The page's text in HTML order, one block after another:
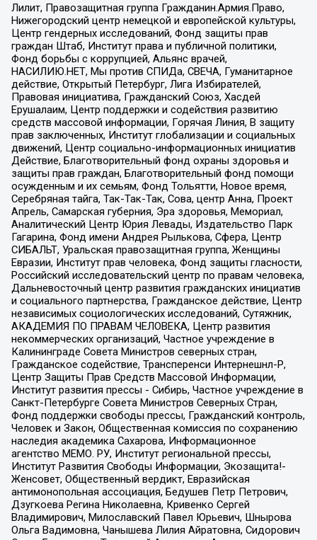
Лилит, Правозащитная группа Гражданин.Армия.Право,
Нижегородский центр немецкой и европейской культуры,
Центр гендерных исследований, Фонд защиты прав
граждан Штаб, Институт права и публичной политики,
Фонд борьбы с коррупцией, Альянс врачей,
НАСИЛИЮ.НЕТ, Мы против СПИДа, СВЕЧА, Гуманитарное
действие, Открытый Петербург, Лига Избирателей,
Правовая инициатива, Гражданский Союз, Хасдей
Ерушалаим, Центр поддержки и содействия развитию
средств массовой информации, Горячая Линия, В защиту
прав заключенных, Институт глобализации и социальных
движений, Центр социально-информационных инициатив
Действие, Благотворительный фонд охраны здоровья и
защиты прав граждан, Благотворительный фонд помощи
осужденным и их семьям, Фонд Тольятти, Новое время,
Серебряная тайга, Так-Так-Так, Сова, центр Анна, Проект
Апрель, Самарская губерния, Эра здоровья, Мемориал,
Аналитический Центр Юрия Левады, Издательство Парк
Гагарина, Фонд имени Андрея Рылькова, Сфера, Центр
СИБАЛЬТ, Уральская правозащитная группа, Женщины
Евразии, Институт прав человека, Фонд защиты гласности,
Российский исследовательский центр по правам человека,
Дальневосточный центр развития гражданских инициатив
и социального партнерства, Гражданское действие, Центр
независимых социологических исследований, Сутяжник,
АКАДЕМИЯ ПО ПРАВАМ ЧЕЛОВЕКА, Центр развития
некоммерческих организаций, Частное учреждение в
Калининграде Совета Министров северных стран,
Гражданское содействие, Трансперенси Интернешнл-Р,
Центр Защиты Прав Средств Массовой Информации,
Институт развития прессы - Сибирь, Частное учреждение в
Санкт-Петербурге Совета Министров Северных Стран,
Фонд поддержки свободы прессы, Гражданский контроль,
Человек и Закон, Общественная комиссия по сохранению
наследия академика Сахарова, Информационное
агентство МЕМО. РУ, Институт региональной прессы,
Институт Развития Свободы Информации, Экозащита!-
Женсовет, Общественный вердикт, Евразийская
антимонопольная ассоциация, Бедушев Петр Петрович,
Дзугкоева Регина Николаевна, Кривенко Сергей
Владимирович, Милославский Павел Юрьевич, Шнырова
Ольга Вадимовна, Чанышева Лилия Айратовна, Сидорович